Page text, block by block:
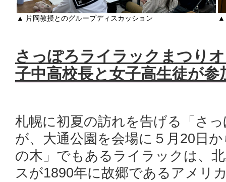
▲ 片岡教授とのグループディスカッション ▲
さっぽろライラックまつり
子中高校長と女子高生徒が参
札幌に初夏の訪れを告げる「さ
が、大通公園を会場に５月20日
の木」でもあるライラックは、
スが1890年に故郷であるアメリ